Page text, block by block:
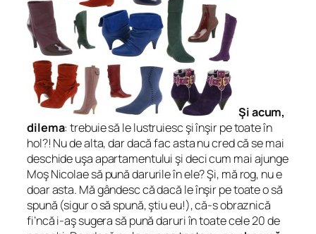
Şi acum,
dilema: trebuie să le lustruiesc şi înşir pe toate în
hol?! Nu de alta, dar dacă fac asta nu cred că se mai
deschide uşa apartamentului şi deci cum mai ajunge
Moş Nicolae să pună darurile în ele? Şi, mă rog, nu e
doar asta. Mă gândesc că dacă le înşir pe toate o să
spună (sigur o să spună, ştiu eu!), că-s obraznică
fi’ncă i-aş sugera să pună daruri în toate cele 20 de